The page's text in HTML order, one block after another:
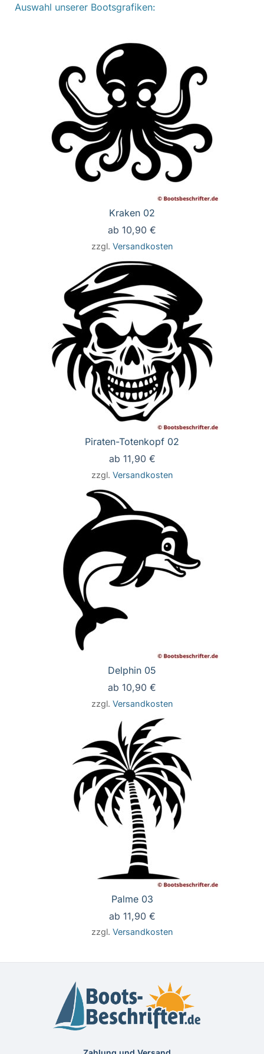
Auswahl unserer Bootsgrafiken:
Kraken 02
ab 10,90 €
zzgl. Versandkosten
Piraten-Totenkopf 02
ab 11,90 €
zzgl. Versandkosten
Delphin 05
ab 10,90 €
zzgl. Versandkosten
Palme 03
ab 11,90 €
zzgl. Versandkosten